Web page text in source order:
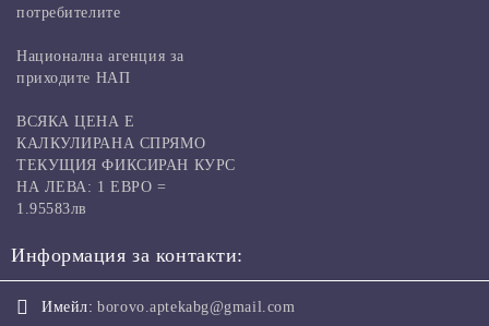
потребителите
Национална агенция за
приходите НАП
ВСЯКА ЦЕНА Е
КАЛКУЛИРАНА СПРЯМО
ТЕКУЩИЯ ФИКСИРАН КУРС
НА ЛЕВА: 1 ЕВРО =
1.95583лв
Информация за контакти:
Имейл: borovo.aptekabg@gmail.com